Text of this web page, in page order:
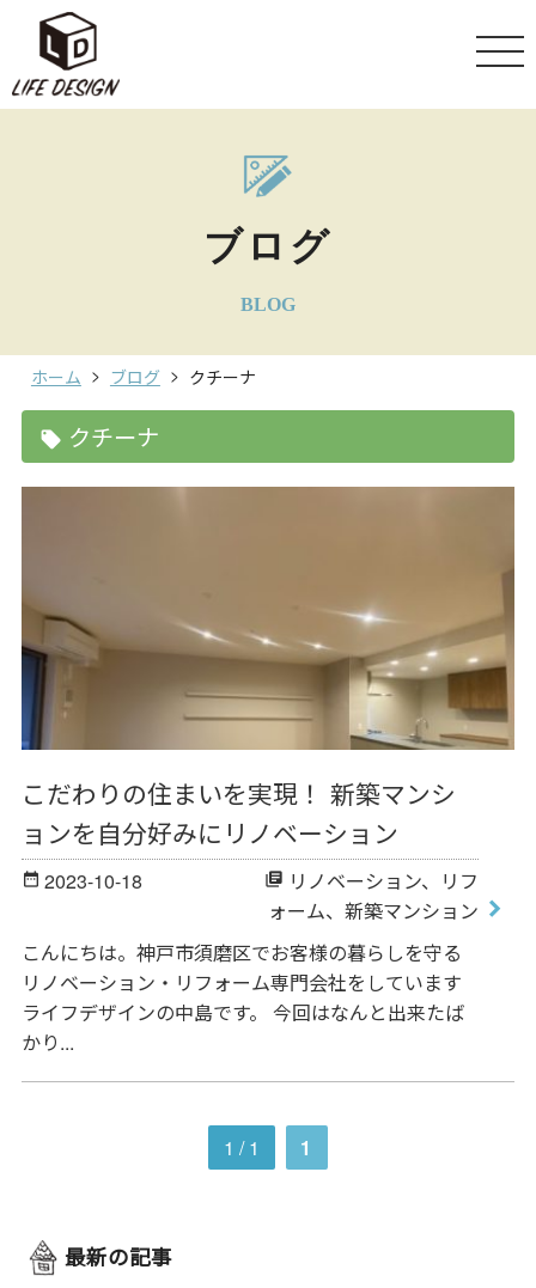
ブログ
BLOG
ホーム ブログ クチーナ
local_offer クチーナ
こだわりの住まいを実現！ 新築マンシ
ョンを自分好みにリノベーション
date_range 2023-10-18 library_books リノベーション、
リフ
ォーム、新築マンション
こんにちは。神戸市須磨区でお客様の暮らしを守る
リノベーション・リフォーム専門会社をしています
ライフデザインの中島です。 今回はなんと出来たば
かり...
1 / 1 1
最新の記事